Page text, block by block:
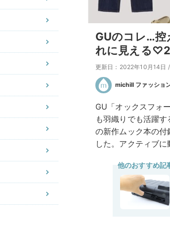
GUのコレ…控
れに見える
更新日：2022年10月14日 /
michill ファッショ
GU「オックスフォ
も羽織りでも活躍
の新作ムック本の
した。アクティブ
他のおすすめ記